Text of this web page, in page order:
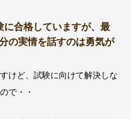
に合格していますが、最
の実情を話すのは勇気が
けど、試験に向けて解決しな
で・・